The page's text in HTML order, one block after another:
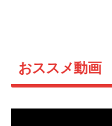
おススメ動画